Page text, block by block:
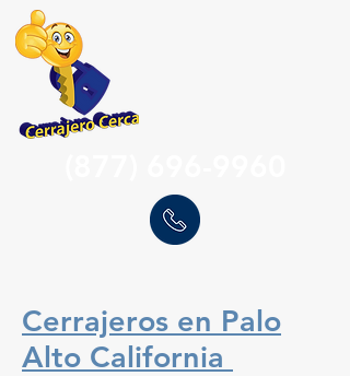
Cerrajeros en Palo
Alto California